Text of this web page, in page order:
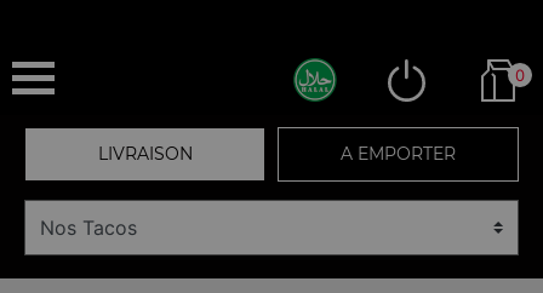
0
LIVRAISON A EMPORTER